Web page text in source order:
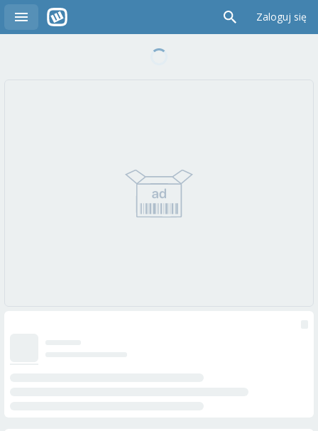
Zaloguj się